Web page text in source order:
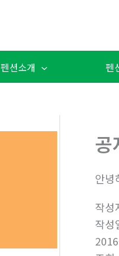
펜션소개 펜
공
안녕
작성
작성